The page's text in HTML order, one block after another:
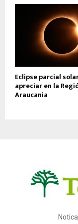
Eclipse parcial
apreciar en la
Araucania